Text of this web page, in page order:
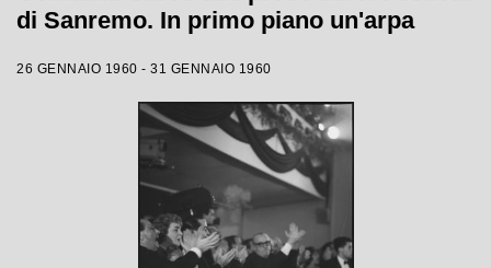
di Sanremo. In primo piano un'arpa
26 GENNAIO 1960 - 31 GENNAIO 1960